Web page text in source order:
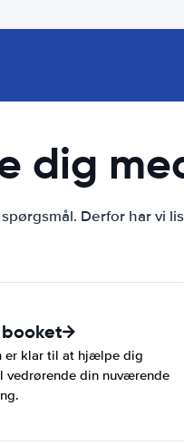
dig
Derfor har vi
er klar til at hjælpe dig
vedrørende din nuværende